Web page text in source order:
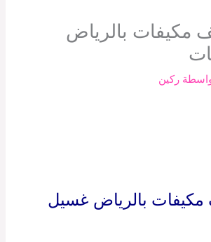
مكيفات بالرياض
ركين
بالرياض غسيل